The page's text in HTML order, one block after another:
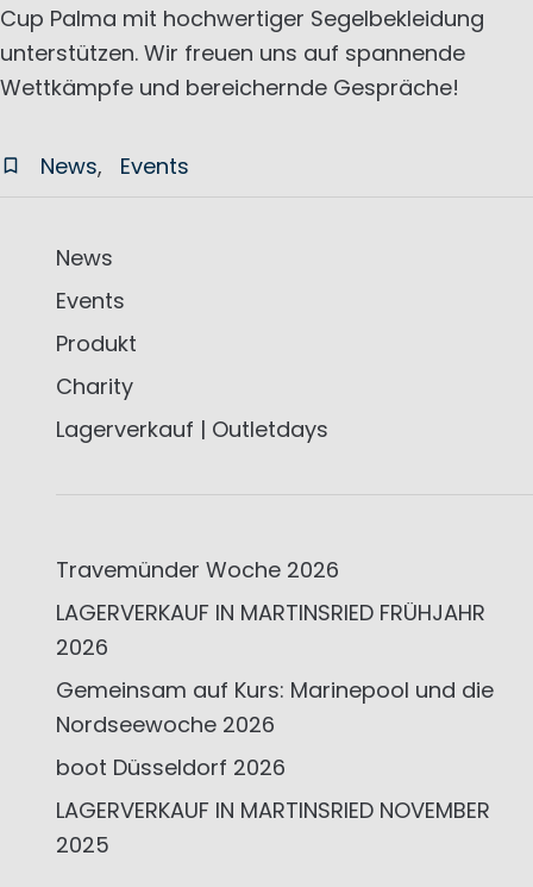
Cup Palma mit hochwertiger Segelbekleidung
unterstützen. Wir freuen uns auf spannende
Wettkämpfe und bereichernde Gespräche!
News Events
News
Events
Produkt
Charity
Lagerverkauf | Outletdays
Travemünder Woche 2026
LAGERVERKAUF IN MARTINSRIED FRÜHJAHR
2026
Gemeinsam auf Kurs: Marinepool und die
Nordseewoche 2026
boot Düsseldorf 2026
LAGERVERKAUF IN MARTINSRIED NOVEMBER
2025